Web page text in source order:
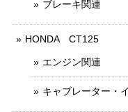
ブレーキ関連
HONDA CT125
エンジン関連
キャブレーター・